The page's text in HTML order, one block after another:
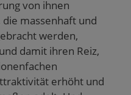
von ihnen
massenhaft und
werden,
damit ihren Reiz,
erhöht und